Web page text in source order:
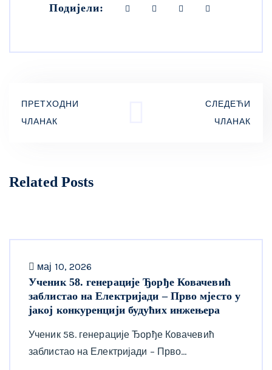
Подијели:
ПРЕТХОДНИ
ЧЛАНАК
СЛЕДЕЋИ
ЧЛАНАК
Related Posts
мај 10, 2026
Ученик 58. генерације Ђорђе Ковачевић
заблистао на Електријади – Прво мјесто у
јакој конкуренцији будућих инжењера
Ученик 58. генерације Ђорђе Ковачевић
заблистао на Електријади – Прво…